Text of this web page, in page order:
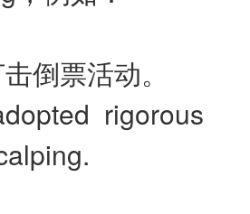
倒票活动。
rigorous